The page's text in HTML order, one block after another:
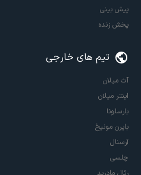
پیش بینی
پخش زنده
تیم های خارجی
آث میلان
اینتر میلان
بارسلونا
بایرن مونیخ
آرسنال
چلسی